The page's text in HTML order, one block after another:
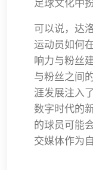
足球文化中
可以说，达
运动员如何
响力与粉丝
与粉丝之间
涯发展注入
数字时代的
的球员可能
交媒体作为